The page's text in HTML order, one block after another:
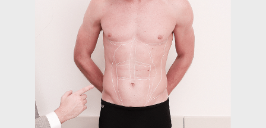
Protocolo Corporal